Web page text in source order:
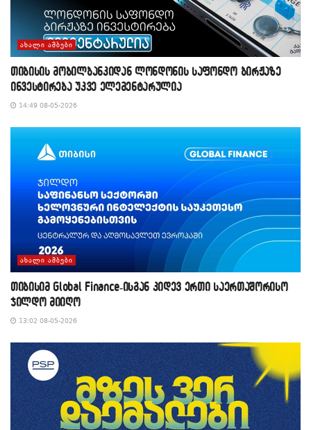
ᲐᲮᲐᲚᲘ ᲐᲛᲑᲔᲑᲘ
თიბისის მობილბანკიდან ლონდონის საფონდო ბირჟაზე
ინვესტირება უკვე ელემენტარულია
14:49 08-05-2026
ᲐᲮᲐᲚᲘ ᲐᲛᲑᲔᲑᲘ
თიბისიმ Global Finance-ისგან კიდევ ერთი საერთაშორისო
ჯილდო მიიღო
13:02 08-05-2026